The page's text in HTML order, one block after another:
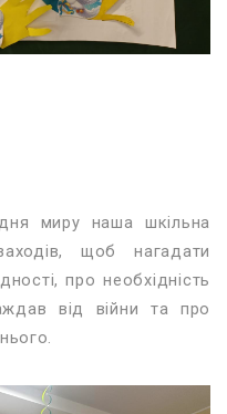
миру наша шкільна
щоб нагадати
про необхідність
від війни та про